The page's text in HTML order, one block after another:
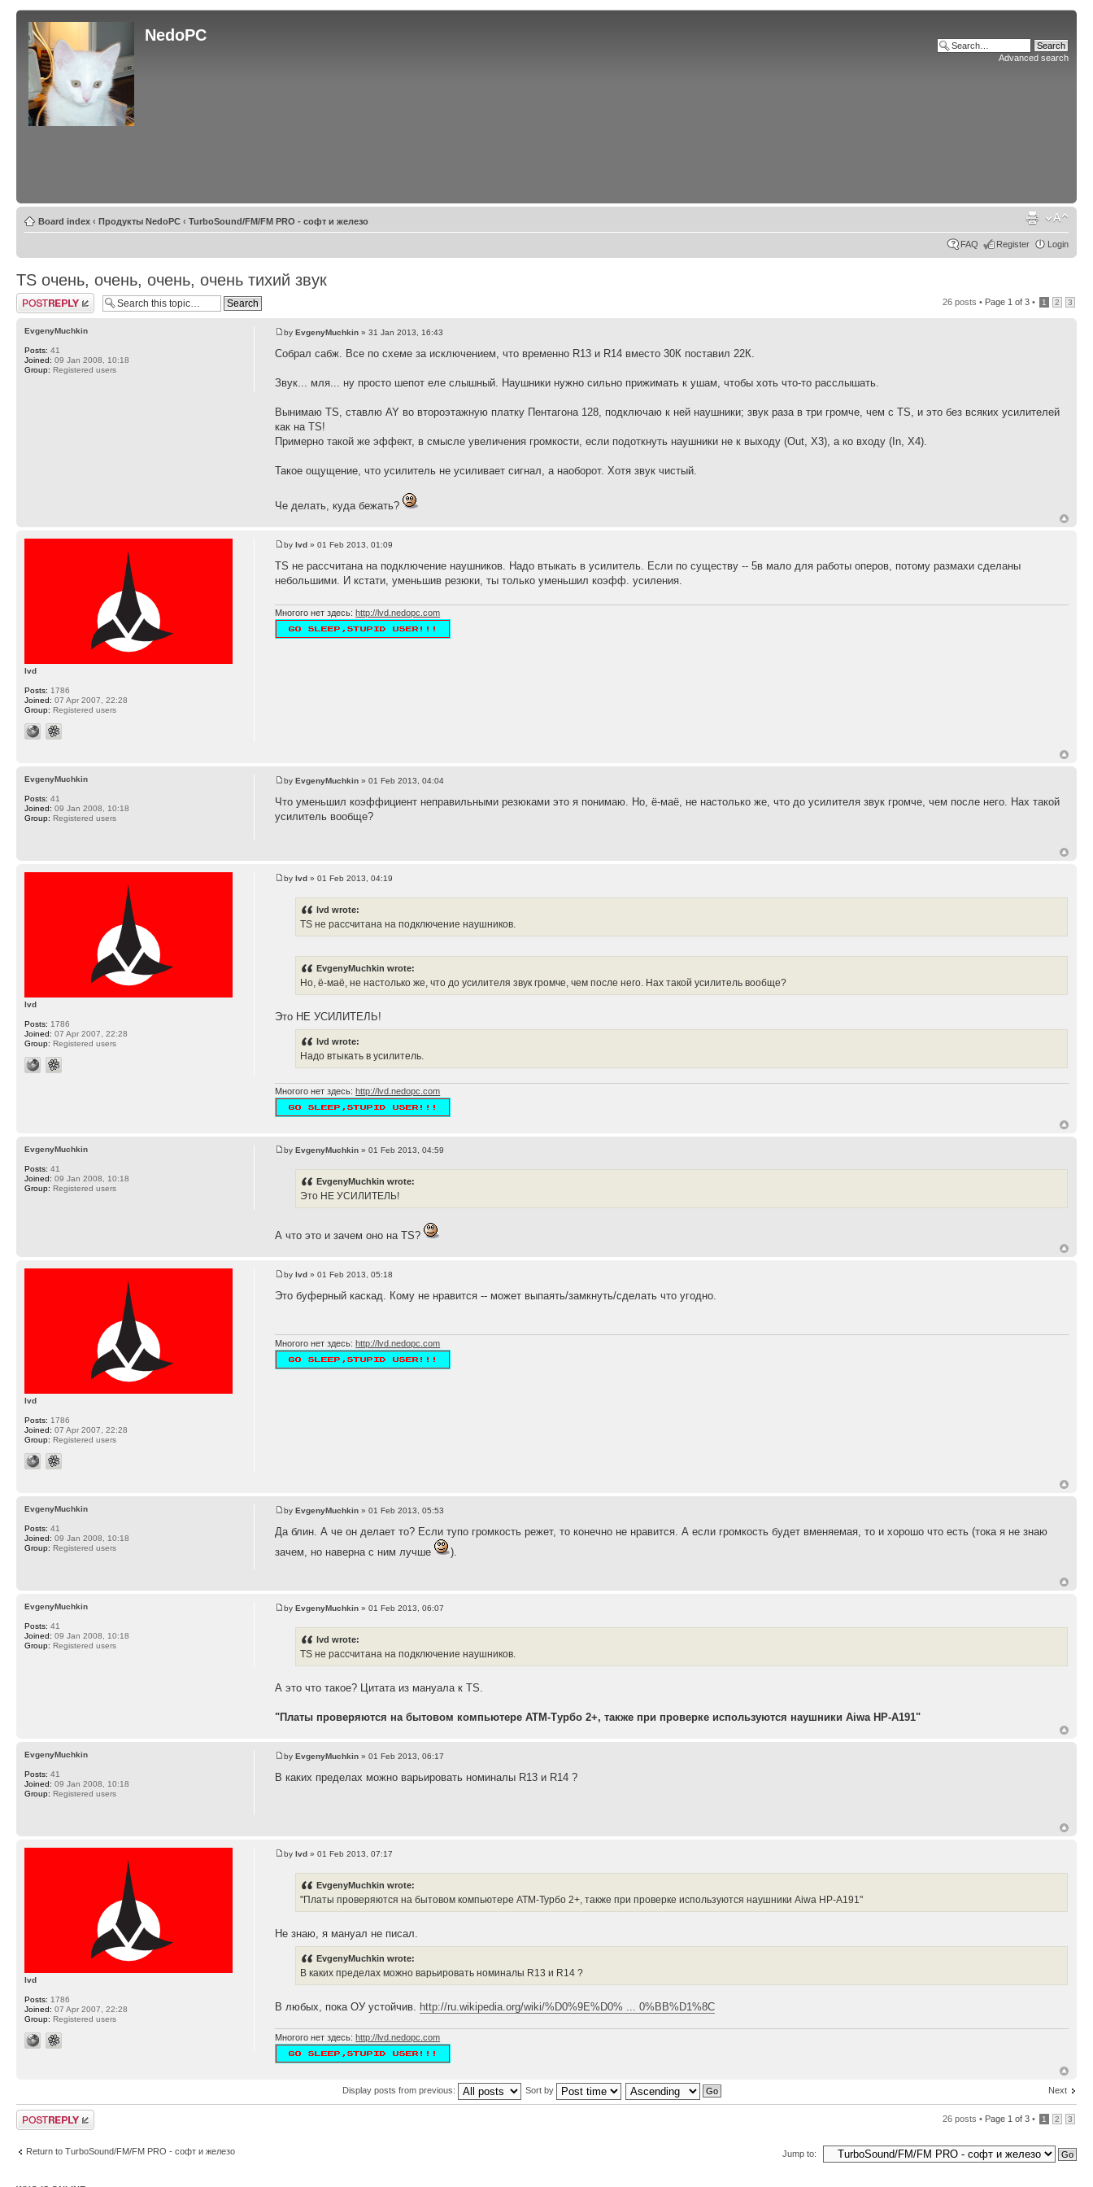
NedoPC
Advanced search
Board index ‹ Продукты NedoPC ‹ TurboSound/FM/FM PRO - софт и железо
FAQ Register Login
TS очень, очень, очень, очень тихий звук
Post a reply 26 posts • Page 1 of 3 • 1 2 3
byEvgenyMuchkin » 31 Jan 2013, 16:43
Собрал сабж. Все по схеме за исключением, что временно R13 и R14 вместо 30К поставил 22К.
Звук... мля... ну просто шепот еле слышный. Наушники нужно сильно прижимать к ушам, чтобы хоть что-то расслышать.
Вынимаю TS, ставлю AY во второэтажную платку Пентагона 128, подключаю к ней наушники; звук раза в три громче, чем с TS, и это без всяких усилителей
как на TS!
Примерно такой же эффект, в смысле увеличения громкости, если подоткнуть наушники не к выходу (Out, X3), а ко входу (In, X4).
Такое ощущение, что усилитель не усиливает сигнал, а наоборот. Хотя звук чистый.
Че делать, куда бежать?
EvgenyMuchkin
Posts: 41
Joined: 09 Jan 2008, 10:18
Group: Registered users
bylvd » 01 Feb 2013, 01:09
TS не рассчитана на подключение наушников. Надо втыкать в усилитель. Если по существу -- 5в мало для работы оперов, потому размахи сделаны
небольшими. И кстати, уменьшив резюки, ты только уменьшил коэфф. усиления.
Многого нет здесь: http://lvd.nedopc.com
lvd
Posts: 1786
Joined: 07 Apr 2007, 22:28
Group: Registered users
byEvgenyMuchkin » 01 Feb 2013, 04:04
Что уменьшил коэффициент неправильными резюками это я понимаю. Но, ё-маё, не настолько же, что до усилителя звук громче, чем после него. Нах такой
усилитель вообще?
EvgenyMuchkin
Posts: 41
Joined: 09 Jan 2008, 10:18
Group: Registered users
bylvd » 01 Feb 2013, 04:19
lvd wrote:
TS не рассчитана на подключение наушников.
EvgenyMuchkin wrote:
Но, ё-маё, не настолько же, что до усилителя звук громче, чем после него. Нах такой усилитель вообще?
Это НЕ УСИЛИТЕЛЬ!
lvd wrote:
Надо втыкать в усилитель.
Многого нет здесь:http://lvd.nedopc.com
lvd
Posts: 1786
Joined: 07 Apr 2007, 22:28
Group: Registered users
byEvgenyMuchkin » 01 Feb 2013, 04:59
EvgenyMuchkin wrote:
Это НЕ УСИЛИТЕЛЬ!
А что это и зачем оно на TS?
EvgenyMuchkin
Posts: 41
Joined: 09 Jan 2008, 10:18
Group: Registered users
bylvd » 01 Feb 2013, 05:18
Это буферный каскад. Кому не нравится -- может выпаять/замкнуть/сделать что угодно.
Многого нет здесь:http://lvd.nedopc.com
lvd
Posts: 1786
Joined: 07 Apr 2007, 22:28
Group: Registered users
byEvgenyMuchkin » 01 Feb 2013, 05:53
Да блин. А че он делает то? Если тупо громкость режет, то конечно не нравится. А если громкость будет вменяемая, то и хорошо что есть (тока я не знаю
зачем, но наверна с ним лучше
).
EvgenyMuchkin
Posts: 41
Joined: 09 Jan 2008, 10:18
Group: Registered users
byEvgenyMuchkin » 01 Feb 2013, 06:07
lvd wrote:
TS не рассчитана на подключение наушников.
А это что такое? Цитата из мануала к TS.
"Платы проверяются на бытовом компьютере АТМ-Турбо 2+, также при проверке используются наушники Aiwa HP-A191"
EvgenyMuchkin
Posts: 41
Joined: 09 Jan 2008, 10:18
Group: Registered users
byEvgenyMuchkin » 01 Feb 2013, 06:17
В каких пределах можно варьировать номиналы R13 и R14 ?
EvgenyMuchkin
Posts: 41
Joined: 09 Jan 2008, 10:18
Group: Registered users
bylvd » 01 Feb 2013, 07:17
EvgenyMuchkin wrote:
"Платы проверяются на бытовом компьютере АТМ-Турбо 2+, также при проверке используются наушники Aiwa HP-A191"
Не знаю, я мануал не писал.
EvgenyMuchkin wrote:
В каких пределах можно варьировать номиналы R13 и R14 ?
В любых, пока ОУ устойчив. http://ru.wikipedia.org/wiki/%D0%9E%D0% ... 0%BB%D1%8C
Многого нет здесь:http://lvd.nedopc.com
lvd
Posts: 1786
Joined: 07 Apr 2007, 22:28
Group: Registered users
Next
Display posts from previous: Sort by
Post a reply 26 posts • Page 1 of 3 • 1 2 3
Return to TurboSound/FM/FM PRO - софт и железо Jump to: